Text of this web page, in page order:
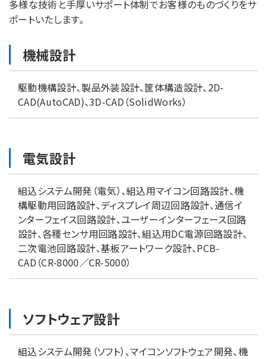
多様な技術と手厚いサポート体制でお客様のものづくりをサ
ポートいたします。
機械設計
駆動機構設計、製品外装設計、筐体構造設計、2D-
CAD(AutoCAD)、3D-CAD（SolidWorks）
電気設計
組込システム開発（電気）、組込用マイコン回路設計、機
構駆動用回路設計、ディスプレイ周辺回路設計、通信イ
ンターフェイス回路設計、ユーザーインターフェース回路
設計、各種センサ用回路設計、組込用DC電源回路設計、
二次電池回路設計、基板アートワーク設計、PCB-
CAD（CR-8000／CR-5000）
ソフトウェア設計
組込システム開発（ソフト）、マイコンソフトウェア開発、機